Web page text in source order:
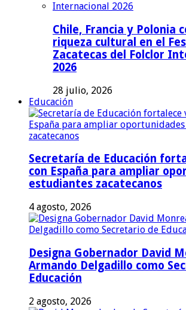
Chile, Francia y Polonia
riqueza cultural en el
Zacatecas del Folclor
2026
28 julio, 2026
Educación
Secretaría de Educación
con España para ampliar
estudiantes zacatecanos
4 agosto, 2026
Designa Gobernador David
Armando Delgadillo como
Educación
2 agosto, 2026